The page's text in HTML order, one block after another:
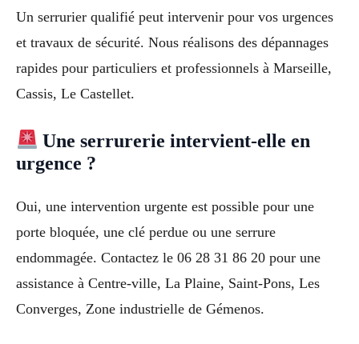
Un serrurier qualifié peut intervenir pour vos urgences
et travaux de sécurité. Nous réalisons des dépannages
rapides pour particuliers et professionnels à Marseille,
Cassis, Le Castellet.
Une serrurerie intervient-elle en
urgence ?
Oui, une intervention urgente est possible pour une
porte bloquée, une clé perdue ou une serrure
endommagée. Contactez le 06 28 31 86 20 pour une
assistance à Centre-ville, La Plaine, Saint-Pons, Les
Converges, Zone industrielle de Gémenos.